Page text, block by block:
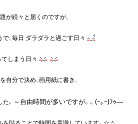
が続々と届くのですが、
、毎日 ダラダラと過ごす日々
しまう日々
自分で決め、画用紙に書き、
。